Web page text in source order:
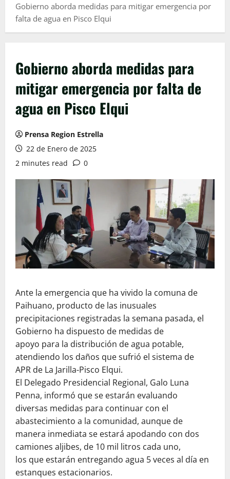
Gobierno aborda medidas para mitigar emergencia por
falta de agua en Pisco Elqui
Gobierno aborda medidas para
mitigar emergencia por falta de
agua en Pisco Elqui
Prensa Region Estrella
22 de Enero de 2025
2 minutes read
0
Ante la emergencia que ha vivido la comuna de
Paihuano, producto de las inusuales
precipitaciones registradas la semana pasada, el
Gobierno ha dispuesto de medidas de
apoyo para la distribución de agua potable,
atendiendo los daños que sufrió el sistema de
APR de La Jarilla-Pisco Elqui.
El Delegado Presidencial Regional, Galo Luna
Penna, informó que se estarán evaluando
diversas medidas para continuar con el
abastecimiento a la comunidad, aunque de
manera inmediata se estará apodando con dos
camiones aljibes, de 10 mil litros cada uno,
los que estarán entregando agua 5 veces al día en
estanques estacionarios.